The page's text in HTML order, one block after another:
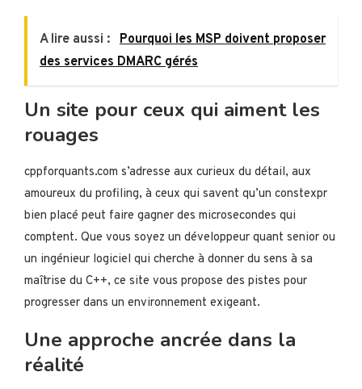
A lire aussi : Pourquoi les MSP doivent proposer
des services DMARC gérés
Un site pour ceux qui aiment les
rouages
cppforquants.com s’adresse aux curieux du détail, aux
amoureux du profiling, à ceux qui savent qu’un constexpr
bien placé peut faire gagner des microsecondes qui
comptent. Que vous soyez un développeur quant senior ou
un ingénieur logiciel qui cherche à donner du sens à sa
maîtrise du C++, ce site vous propose des pistes pour
progresser dans un environnement exigeant.
Une approche ancrée dans la
réalité